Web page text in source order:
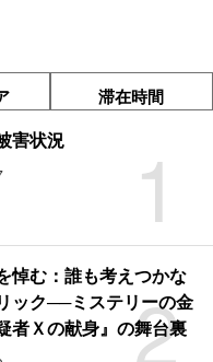
滞在時間
1
害状況
2
悼む：誰も考えつかな
ック──ミステリーの金
者Ｘの献身』の舞台裏